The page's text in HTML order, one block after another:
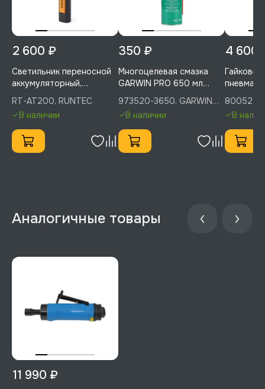
2 600 ₽
Светильник переносной
аккумуляторный,
RUNTEC, RT-AT200
RT-AT200, RUNTEC
В наличии
350 ₽
Многоцелевая смазка
GARWIN PRO 650 мл
(500) GW-40, 973520-
3650
973520-3650, GARWIN
PROВ наличии
4 600
1/2" 800
PRO,
800527-
PRO
В
11 990 ₽